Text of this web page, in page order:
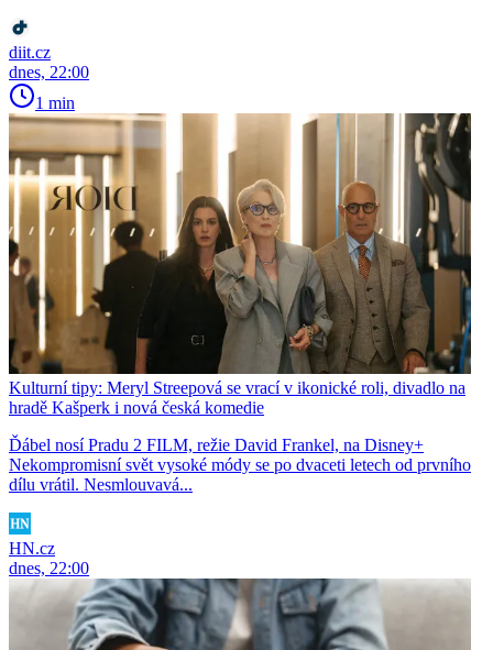
diit.cz
dnes, 22:00
1 min
Kulturní tipy: Meryl Streepová se vrací v ikonické roli, divadlo na
hradě Kašperk i nová česká komedie
Ďábel nosí Pradu 2 FILM, režie David Frankel, na Disney+
Nekompromisní svět vysoké módy se po dvaceti letech od prvního
dílu vrátil. Nesmlouvavá...
HN.cz
dnes, 22:00